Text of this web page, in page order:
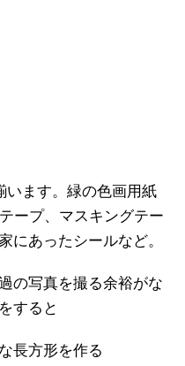
います。緑の色画用紙
ープ、マスキングテー
にあったシールなど。
の写真を撮る余裕がな
すると
長方形を作る